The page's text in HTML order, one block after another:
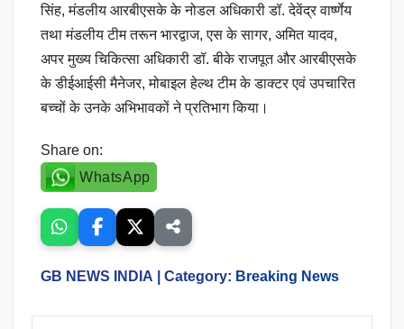
सिंह, मंडलीय आरबीएसके के नोडल अधिकारी डॉ. देवेंद्र वार्ष्णेय
तथा मंडलीय टीम तरून भारद्वाज, एस के सागर, अमित यादव,
अपर मुख्य चिकित्सा अधिकारी डॉ. बीके राजपूत और आरबीएसके
के डीईआईसी मैनेजर, मोबाइल हेल्थ टीम के डाक्टर एवं उपचारित
बच्चों के उनके अभिभावकों ने प्रतिभाग किया।
Share on:
WhatsApp
GB NEWS INDIA | Category: Breaking News